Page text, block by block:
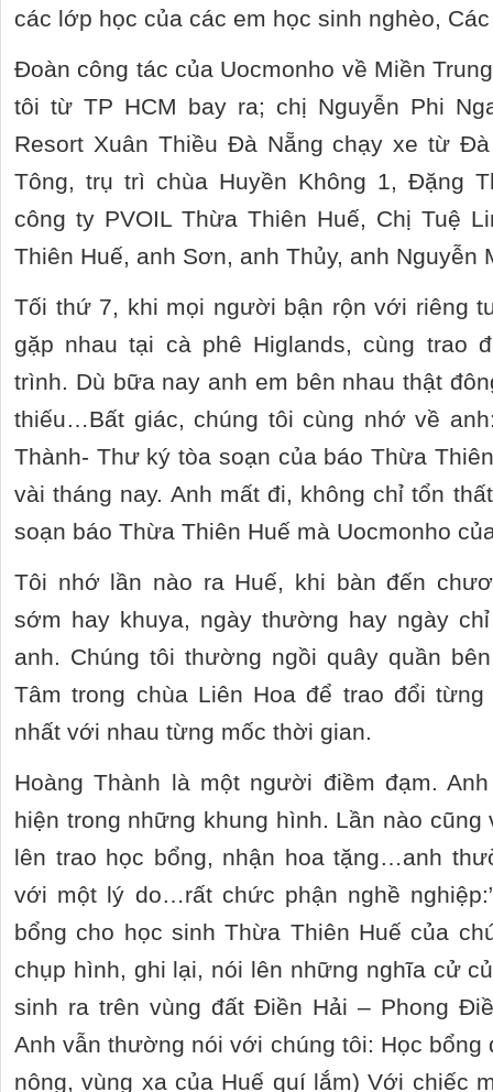
các lớp học của các em học sinh nghèo,
Đoàn công tác của Uocmonho về Miền
tôi từ TP HCM bay ra; chị Nguyễn Phi
Resort Xuân Thiều Đà Nẵng chạy xe từ
Tông, trụ trì chùa Huyền Không 1, Đặng
công ty PVOIL Thừa Thiên Huế, Chị Tuệ
Thiên Huế, anh Sơn, anh Thủy, anh Nguyễn
Tối thứ 7, khi mọi người bận rộn với riêng
gặp nhau tại cà phê Higlands, cùng trao
trình. Dù bữa nay anh em bên nhau thật
thiếu…Bất giác, chúng tôi cùng nhớ về
Thành- Thư ký tòa soạn của báo Thừa
vài tháng nay. Anh mất đi, không chỉ tổn
soạn báo Thừa Thiên Huế mà Uocmonho
Tôi nhớ lần nào ra Huế, khi bàn đến
sớm hay khuya, ngày thường hay ngày
anh. Chúng tôi thường ngồi quây quần
Tâm trong chùa Liên Hoa để trao đổi
nhất với nhau từng mốc thời gian.
Hoàng Thành là một người điềm đạm.
hiện trong những khung hình. Lần nào
lên trao học bổng, nhận hoa tặng…anh
với một lý do…rất chức phận nghề
bổng cho học sinh Thừa Thiên Huế của
chụp hình, ghi lại, nói lên những nghĩa cử
sinh ra trên vùng đất Điền Hải – Phong
Anh vẫn thường nói với chúng tôi: Học bổng
nông, vùng xa của Huế quí lắm) Với chiếc